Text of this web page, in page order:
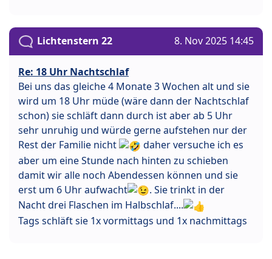
Lichtenstern 22 8. Nov 2025 14:45
Re: 18 Uhr Nachtschlaf
Bei uns das gleiche 4 Monate 3 Wochen alt und sie
wird um 18 Uhr müde (wäre dann der Nachtschlaf
schon) sie schläft dann durch ist aber ab 5 Uhr
sehr unruhig und würde gerne aufstehen nur der
Rest der Familie nicht
daher versuche ich es
aber um eine Stunde nach hinten zu schieben
damit wir alle noch Abendessen können und sie
erst um 6 Uhr aufwacht
. Sie trinkt in der
Nacht drei Flaschen im Halbschlaf....
Tags schläft sie 1x vormittags und 1x nachmittags